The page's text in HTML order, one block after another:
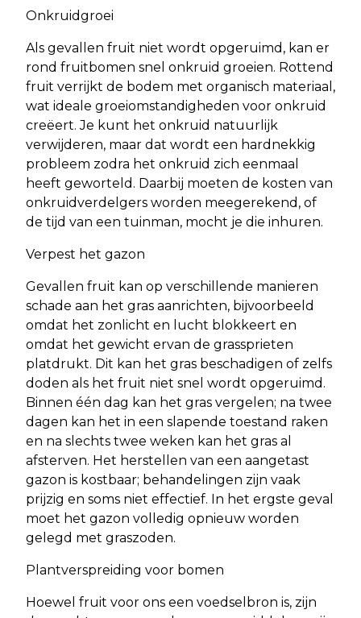
Onkruidgroei
Als gevallen fruit niet wordt opgeruimd, kan er
rond fruitbomen snel onkruid groeien. Rottend
fruit verrijkt de bodem met organisch materiaal,
wat ideale groeiomstandigheden voor onkruid
creëert. Je kunt het onkruid natuurlijk
verwijderen, maar dat wordt een hardnekkig
probleem zodra het onkruid zich eenmaal
heeft geworteld. Daarbij moeten de kosten van
onkruidverdelgers worden meegerekend, of
de tijd van een tuinman, mocht je die inhuren.
Verpest het gazon
Gevallen fruit kan op verschillende manieren
schade aan het gras aanrichten, bijvoorbeeld
omdat het zonlicht en lucht blokkeert en
omdat het gewicht ervan de grassprieten
platdrukt. Dit kan het gras beschadigen of zelfs
doden als het fruit niet snel wordt opgeruimd.
Binnen één dag kan het gras vergelen; na twee
dagen kan het in een slapende toestand raken
en na slechts twee weken kan het gras al
afsterven. Het herstellen van een aangetast
gazon is kostbaar; behandelingen zijn vaak
prijzig en soms niet effectief. In het ergste geval
moet het gazon volledig opnieuw worden
gelegd met graszoden.
Plantverspreiding voor bomen
Hoewel fruit voor ons een voedselbron is, zijn